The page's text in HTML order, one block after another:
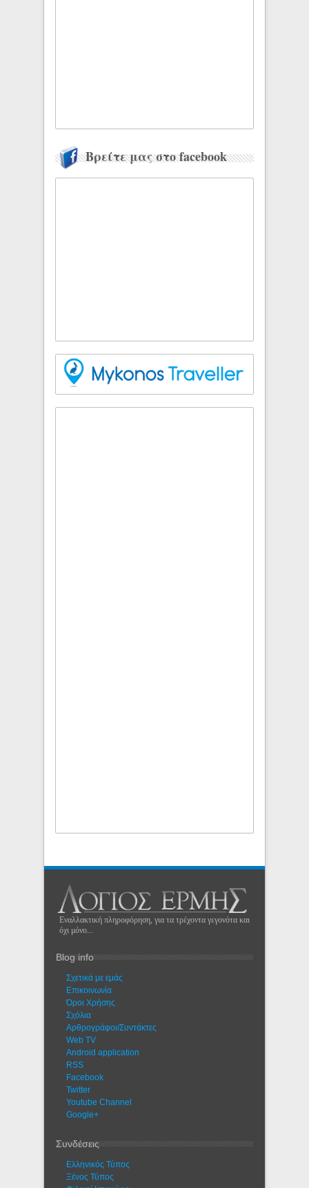
Βρείτε μας στο facebook
Εναλλακτική πληροφόρηση, για τα τρέχοντα γεγονότα και
όχι μόνο...
Blog info
Σχετικά με εμάς
Eπικοινωνία
Όροι Χρήσης
Σχόλια
Αρθρογράφοι/Συντάκτες
Web TV
Android application
RSS
Facebook
Twitter
Youtube Channel
Google+
Συνδέσεις
Ελληνικός Τύπος
Ξένος Τύπος